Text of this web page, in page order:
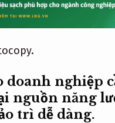
doanh nghiệp
nguồn năng
trì dễ dàng.